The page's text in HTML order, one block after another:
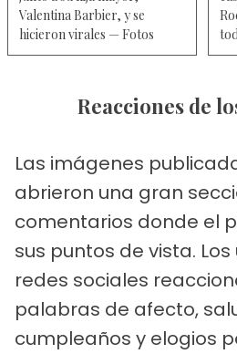
Valentina Barbier, y se
hicieron virales — Fotos
Reacciones de
Las imágenes
abrieron una gran
comentarios donde el
sus puntos de vista.
redes sociales
palabras de afecto,
cumpleaños y elogios